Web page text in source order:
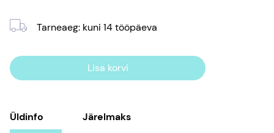
Tarneaeg: kuni 14 tööpäeva
Lisa korvi
Üldinfo Järelmaks